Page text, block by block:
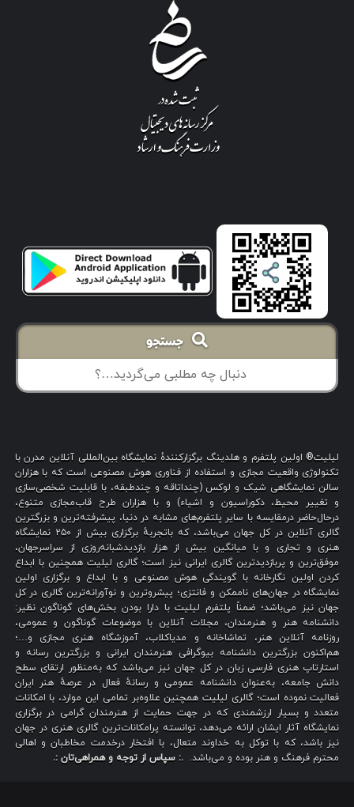
جستجو
لیلیت® اولین پلتفرم و هلدینگ برگزارکنندهٔ نمایشگاه بین‌المللی آنلاین مدرن با
تکنولوژی واقعیت مجازی و استفاده از فناوری هوش مصنوعی است که با هزاران
سالن نمایشگاهی شیک و لوکس (چنداتاقه و چندطبقه، با قابلیت شخصی‌سازی
و تغییر محیط، دکوراسیون و اشیاء) و با هزاران طرح قاب‌مجازی متنوع،
درحال‌حاضر درمقایسه با سایر پلتفرم‌های مشابه در دنیا، پیشرفته‌ترین و بزرگترین
گالری آنلاین در کل جهان می‌باشد، که باتجربهٔ برگزاری بیش از ۲۵۰ نمایشگاه
هنری و تجاری و با میانگین بیش از هزار بازدیدشبانه‌روزی از سراسرجهان،
موفق‌ترین و پربازدیدترین گالری ایرانی نیز است؛ گالری لیلیت همچنین با ابداع
کردن اولین نگارخانه با گویندگی هوش مصنوعی و با ابداع و برگزاری اولین
نمایشگاه در جهان‌های ناممکن و فانتزی؛ پیشروترین و نوآورانه‌ترین گالری در کل
جهان نیز می‌باشد؛ ضمناً پلتفرم لیلیت با دارا بودن بخش‌های گوناگون نظیر:
دانشنامه هنر و هنرمندان، مجلات آنلاین با موضوعات گوناگون و عمومی،
روزنامه آنلاین هنر، تماشاخانه و مدیاکلاب، آموزشگاه هنری مجازی و…؛
هم‌اکنون بزرگترین دانشنامه بیوگرافی هنرمندان ایرانی و بزرگترین رسانه و
استارتاپ هنری فارسی زبان در کل جهان نیز می‌باشد که به‌منظور ارتقای سطح
دانش جامعه، به‌عنوان دانشنامه عمومی و رسانهٔ فعال در عرصهٔ هنر ایران
فعالیت نموده است؛ گالری لیلیت همچنین علاوه‌بر تمامی این موارد، با امکانات
متعدد و بسیار ارزشمندی که در جهت حمایت از هنرمندان گرامی در برگزاری
نمایشگاه آثار ایشان ارائه می‌دهد، توانسته پرامکانات‌ترین گالری هنری در جهان
نیز باشد، که با توکل به خداوند متعال، با افتخار درخدمت مخاطبان و اهالی
محترم فرهنگ و هنر بوده و می‌باشد. .: سپاس از توجه و همراهی‌تان :.